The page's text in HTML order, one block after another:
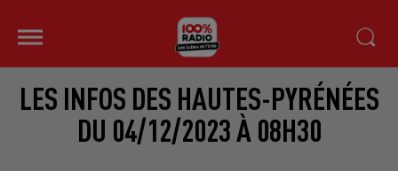
LES INFOS DES HAUTES-PYRÉNÉES
DU 04/12/2023 À 08H30